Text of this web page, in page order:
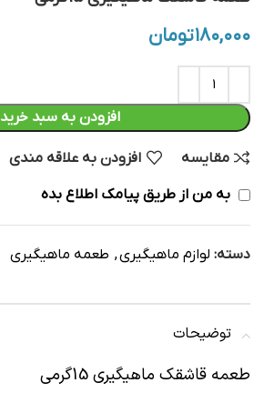
۱۸۰,۰۰۰تومان
افزودن به سبد خرید
مقایسه افزودن به علاقه مندی
به من از طریق پیامک اطلاع بده
دسته: لوازم ماهیگیری, طعمه ماهیگیری
توضیحات
طعمه قاشقک ماهیگیری 15گرمی